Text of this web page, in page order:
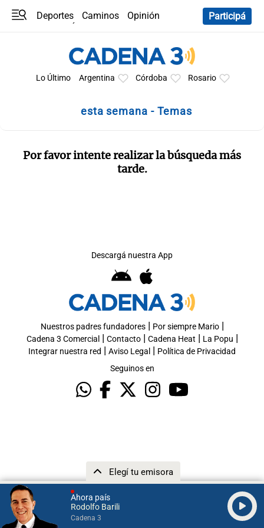
Ahora país
Rodolfo Barili
Cadena 3
Elegí tu emisora
Deportes Caminos
Opinión
Participá
Lo Último Argentina Córdoba Rosario
esta semana - Temas
Por favor intente realizar la búsqueda más
tarde.
Descargá nuestra App
Nuestros padres fundadores| Por siempre Mario|
Cadena 3 Comercial | Contacto| Cadena Heat | La Popu |
Integrar nuestra red | Aviso Legal | Política de Privacidad
Seguinos en